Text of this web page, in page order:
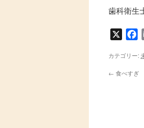
歯科衛
X
カテゴリー:
← 食べすぎ